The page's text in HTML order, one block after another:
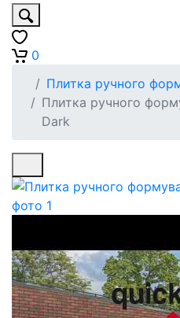
0
Плитка ручного
Плитка ручного
Dark